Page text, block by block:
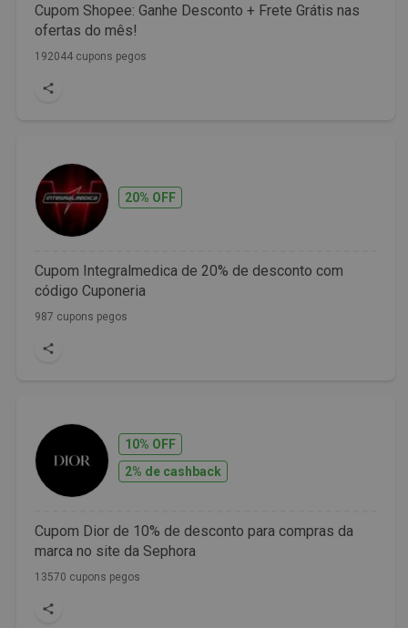
Cupom Shopee: Ganhe Desconto + Frete Grátis nas
ofertas do mês!
192044 cupons pegos
20% OFF
Cupom Integralmedica de 20% de desconto com
código Cuponeria
987 cupons pegos
10% OFF
2% de cashback
Cupom Dior de 10% de desconto para compras da
marca no site da Sephora
13570 cupons pegos